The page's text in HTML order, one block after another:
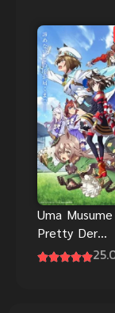
Uma Musume
Pretty Derby
3 สาวม้าโม